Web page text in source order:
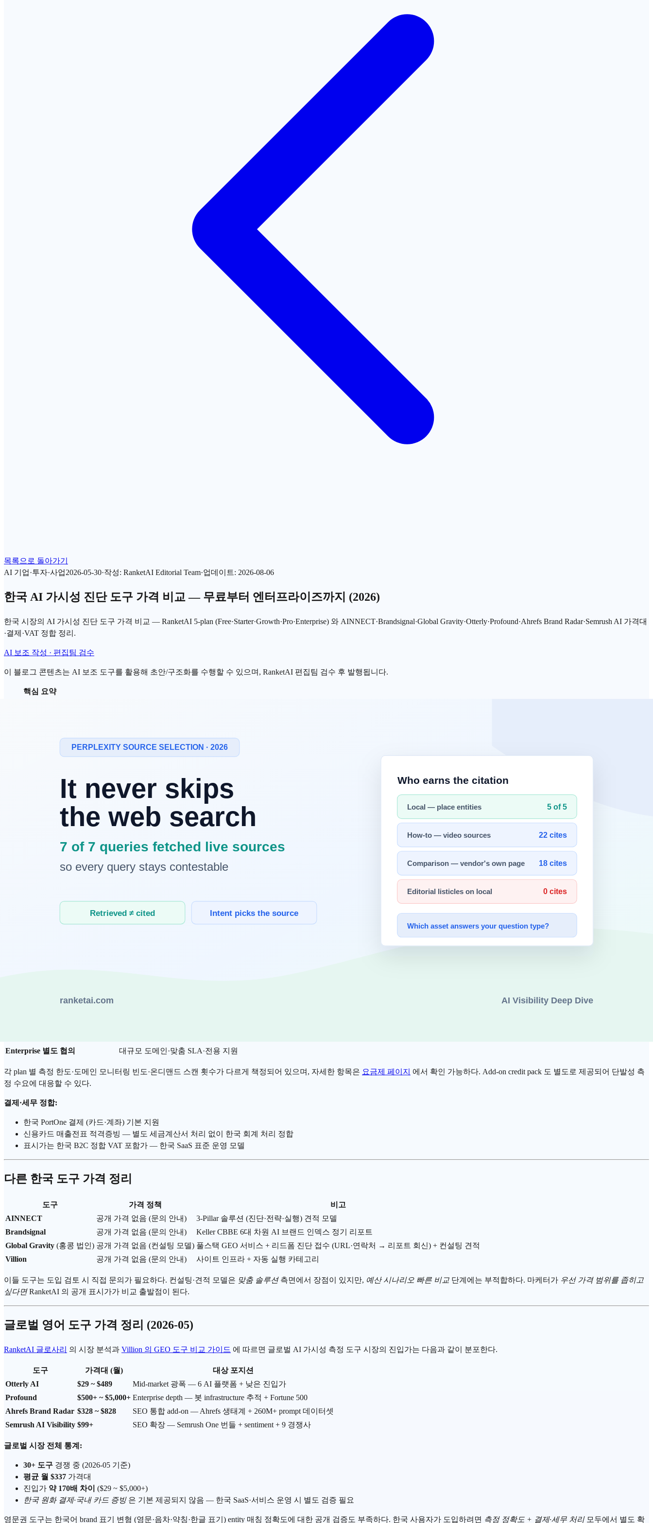
목록으로 돌아가기
AI 기업·투자·사업2026-05-30·작성: RanketAI Editorial Team·업데이트: 2026-08-06
한국 AI 가시성 진단 도구 가격 비교 — 무료부터 엔터프라이즈까지 (2026)
한국 시장의 AI 가시성 진단 도구 가격 비교 — RanketAI 5-plan (Free·Starter·Growth·Pro·Enterprise) 와 AINNECT·Brandsignal·Global Gravity·Otterly·Profound·Ahrefs Brand Radar·Semrush AI 가격대
·결제·VAT 정합 정리.
AI 보조 작성 · 편집팀 검수
이 블로그 콘텐츠는 AI 보조 도구를 활용해 초안/구조화를 수행할 수 있으며, RanketAI 편집팀 검수 후 발행됩니다.
핵심 요약
영어권 글로벌 도구의 가격대는 Otterly AI 월 $29 ~ $489, Profound 월 $500+ ~ $5,000+, Ahrefs Brand Radar 월 $328 ~ $828, Semrush
다. 다만 한국 원화 결제와 국내 카드 증빙 처리는 기본 제공되지 않는다.
격증빙이 되어, 한국
·서비스 도입 시 결제·증빙 처리가 안정적이다.
진입 가격보다측정 폭 + 결제·VAT 정합 + 한국어 entity 매칭 + 통합 운영
왜 한국 시장의 가격 정보가 부족한가
AI 가시성진단 —GEO· AEO 도구카테고리는 2024 말부터 빠르게 형성됐지만, 일반 공개 가격을 명시한 도구는 제한적이다. AINNECT · Brandsignal · Villion 등 한국 도구와 홍콩
법인 Global Gravity 는 공식 페이지에서 "문의" 또는 "상담 신청" 형식으로 가격 정보를 비공개로 운영한다. 컨설팅·견적 기반 비즈니스 모델 특성상 일반 공개 가격이 표시되지 않는 것은 한국
SaaS·서비스 시장에서 흔한 패턴이다.
직접 문의 → 미팅 → 견적의 시간 비용이 발생하고, 마케터·SEO
를 빠르게 세우기 어렵다. RanketAI 는 이 진입 장벽을 낮추기 위해 5-plan 표시가를 공개하고, 한국 PortOne 결제를 기본 지원하는 한국 SaaS 표준 운영 모델을 따른다.
Enterprise 별도 협의 대규모 도메인·맞춤 SLA·전용 지원
각 plan 별 측정 한도·도메인 모니터링 빈도·온디맨드 스캔 횟수가 다르게 책정되어 있으며, 자세한 항목은 요금제 페이지
에서 확인 가능하다. Add-on credit pack 도 별도로 제공되어 단발성 측
정 수요에 대응할 수 있다.
결제·세무 정합:
한국 PortOne 결제 (카드·계좌) 기본 지원
신용카드 매출전표 적격증빙 — 별도 세금계산서 처리 없이 한국 회계 처리 정합
표시가는 한국 B2C 정합 VAT 포함가 — 한국 SaaS 표준 운영 모델
다른 한국 도구 가격 정리
도구 가격 정책
비고
AINNECT
공개 가격 없음 (문의 안내)
3-Pillar 솔루션 (진단·전략·실행) 견적 모델
Brandsignal
공개 가격 없음 (문의 안내)
Keller CBBE 6대 차원 AI 브랜드 인덱스 정기 리포트
Global Gravity (홍콩 법인) 공개 가격 없음 (컨설팅 모델) 풀스택 GEO 서비스 + 리드폼 진단 접수 (URL·연락처 → 리포트 회신) + 컨설팅 견적
Villion
공개 가격 없음 (문의 안내) 사이트 인프라 + 자동 실행 카테고리
이들 도구는 도입 검토 시 직접 문의가 필요하다. 컨설팅·견적 모델은 맞춤 솔루션측면에서 장점이 있지만, 예산 시나리오 빠른 비교 단계에는 부적합하다. 마케터가 우선 가격 범위를 좁히고
싶다면RanketAI 의 공개 표시가가 비교 출발점이 된다.
글로벌 영어 도구 가격 정리 (2026-05)
RanketAI 글로사리 의 시장 분석과 Villion 의 GEO 도구 비교 가이드 에 따르면 글로벌 AI 가시성 측정 도구 시장의 진입가는 다음과 같이 분포한다.
도구 가격대 (월)
대상 포지션
Otterly AI
$29 ~ $489
Mid-market 광폭 — 6 AI 플랫폼 + 낮은 진입가
Profound
$500+ ~ $5,000+ Enterprise depth — 봇 infrastructure 추적 + Fortune 500
Ahrefs Brand Radar $328 ~ $828
SEO 통합 add-on — Ahrefs 생태계 + 260M+ prompt 데이터셋
Semrush AI Visibility $99+ SEO 확장 — Semrush One 번들 + sentiment + 9 경쟁사
글로벌 시장 전체 통계:
30+ 도구 경쟁 중 (2026-05 기준)
평균 월 $337 가격대
진입가 약 170배 차이 ($29 ~ $5,000+)
한국 원화 결제·국내 카드 증빙은 기본 제공되지 않음 — 한국 SaaS·서비스 운영 시 별도 검증 필요
영문권 도구는 한국어 brand 표기 변형 (영문·음차·약칭·한글 표기) entity 매칭 정확도에 대한 공개 검증도 부족하다. 한국 사용자가 도입하려면 측정 정확도 + 결제·세무 처리모두에서 별도 확